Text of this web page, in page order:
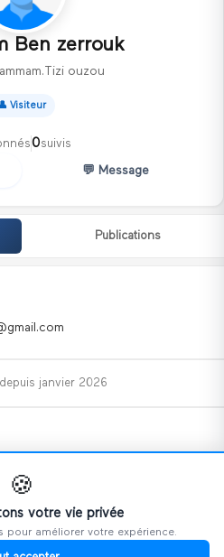
Ben zerrouk
ouzou
Visiteur
0suivis
💬 Message
Publications
janvier 2026
📝
ajouté d'informations.
🍪
votre vie privée
pour améliorer votre expérience.